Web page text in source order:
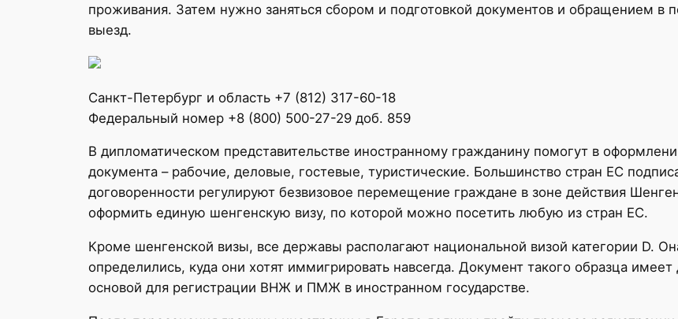
проживания. Затем нужно заняться сбором и подготовкой документов и обращением в
выезд.
Санкт-Петербург и область +7 (812) 317-60-18
Федеральный номер +8 (800) 500-27-29 доб. 859
В дипломатическом представительстве иностранному гражданину помогут в
документа – рабочие, деловые, гостевые, туристические. Большинство стран ЕС
договоренности регулируют безвизовое перемещение граждане в зоне действия
оформить единую шенгенскую визу, по которой можно посетить любую из стран ЕС.
Кроме шенгенской визы, все державы располагают национальной визой категории D.
определились, куда они хотят иммигрировать навсегда. Документ такого образца
основой для регистрации ВНЖ и ПМЖ в иностранном государстве.